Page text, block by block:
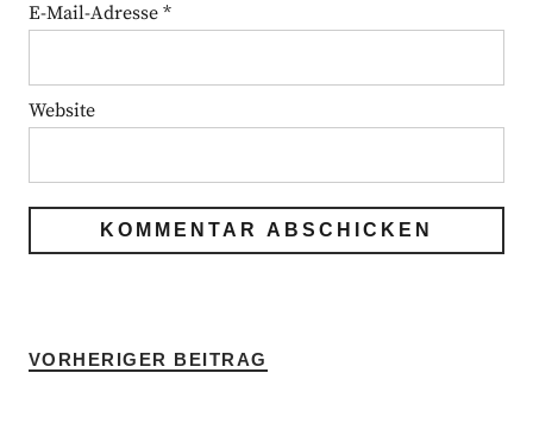
E-Mail-Adresse *
Website
VORHERIGER BEITRAG